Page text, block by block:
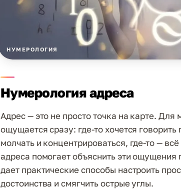
НУМЕРОЛОГИЯ
Нумерология адреса
Адрес — это не просто точка на карте.
ощущается сразу: где-то хочется
молчать и концентрироваться, где-то —
адреса помогает объяснить эти
дает практические способы настроить
достоинства и смягчить острые углы.